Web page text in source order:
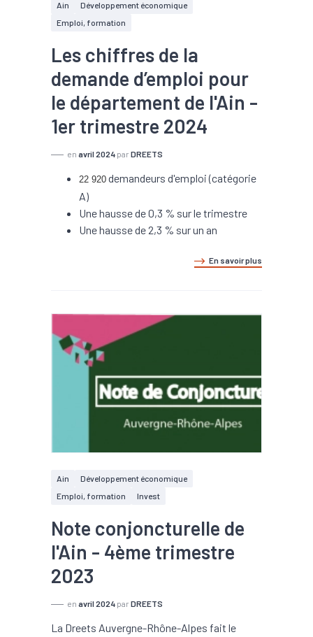
Ain
Développement économique
Emploi, formation
Les chiffres de la
demande d’emploi pour
le département de l'Ain -
1er trimestre 2024
en avril 2024 par DREETS
22 920 demandeurs d'emploi (catégorie
A)
Une hausse de 0,3 % sur le trimestre
Une hausse de 2,3 % sur un an
En savoir plus
Ain
Développement économique
Emploi, formation
Invest
Note conjoncturelle de
l'Ain - 4ème trimestre
2023
en avril 2024 par DREETS
La Dreets Auvergne-Rhône-Alpes fait le